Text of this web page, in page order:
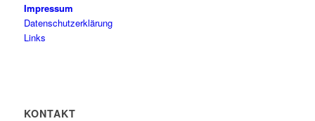
Impressum
Datenschutzerklärung
Links
KONTAKT